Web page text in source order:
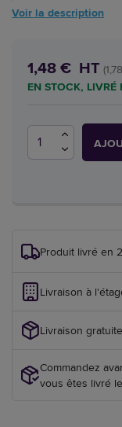
Voir la description
1,48 € HT
EN STOCK,
Produit livré en
Livraison à
Livraison
Commandez
vous êtes livré